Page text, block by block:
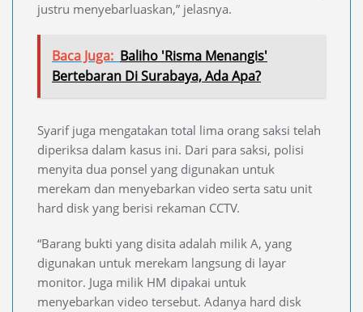
justru menyebarluaskan,” jelasnya.
Baca Juga: Baliho 'Risma Menangis'
Bertebaran Di Surabaya, Ada Apa?
Syarif juga mengatakan total lima orang saksi telah
diperiksa dalam kasus ini. Dari para saksi, polisi
menyita dua ponsel yang digunakan untuk
merekam dan menyebarkan video serta satu unit
hard disk yang berisi rekaman CCTV.
“Barang bukti yang disita adalah milik A, yang
digunakan untuk merekam langsung di layar
monitor. Juga milik HM dipakai untuk
menyebarkan video tersebut. Adanya hard disk